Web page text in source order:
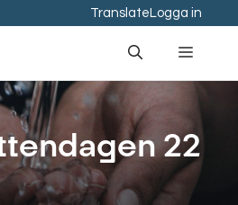
Translate Logga in
Meny
22